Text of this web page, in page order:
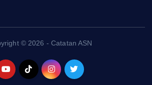
© 2026 - Catatan ASN